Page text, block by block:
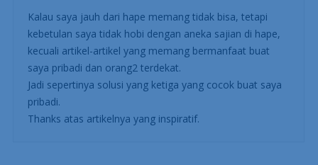
Kalau saya jauh dari hape memang tidak bisa, tetapi
kebetulan saya tidak hobi dengan aneka sajian di hape,
kecuali artikel-artikel yang memang bermanfaat buat
saya pribadi dan orang2 terdekat.
Jadi sepertinya solusi yang ketiga yang cocok buat saya
pribadi.
Thanks atas artikelnya yang inspiratif.